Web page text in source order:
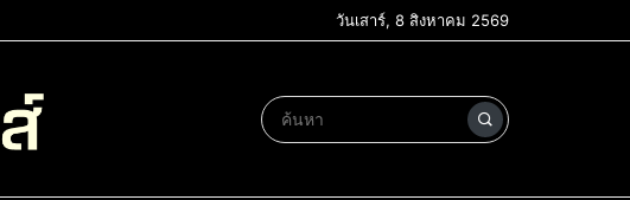
วันเสาร์, 8 สิงหาคม 2569